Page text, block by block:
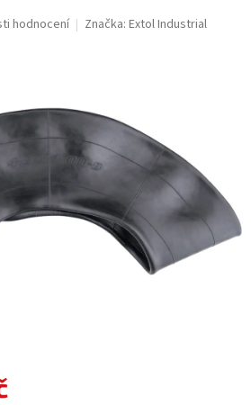
hodnocení Značka: Extol Industrial